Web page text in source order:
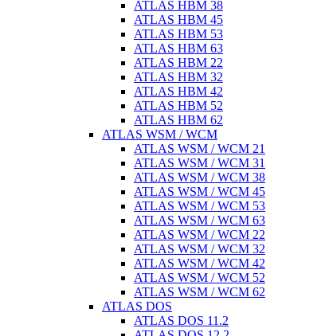
ATLAS HBM 38
ATLAS HBM 45
ATLAS HBM 53
ATLAS HBM 63
ATLAS HBM 22
ATLAS HBM 32
ATLAS HBM 42
ATLAS HBM 52
ATLAS HBM 62
ATLAS WSM / WCM
ATLAS WSM / WCM 21
ATLAS WSM / WCM 31
ATLAS WSM / WCM 38
ATLAS WSM / WCM 45
ATLAS WSM / WCM 53
ATLAS WSM / WCM 63
ATLAS WSM / WCM 22
ATLAS WSM / WCM 32
ATLAS WSM / WCM 42
ATLAS WSM / WCM 52
ATLAS WSM / WCM 62
ATLAS DOS
ATLAS DOS 11.2